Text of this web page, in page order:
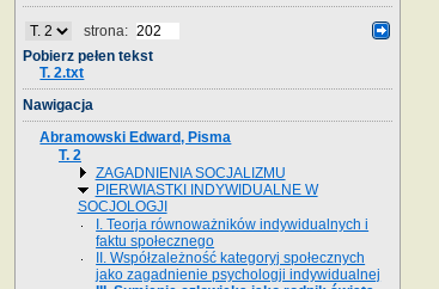
strona:
Pobierz pełen tekst
T. 2.txt
Nawigacja
Abramowski Edward, Pisma
T. 2
ZAGADNIENIA SOCJALIZMU
PIERWIASTKI INDYWIDUALNE W
SOCJOLOGJI
I. Teorja równoważników indywidualnych i
faktu społecznego
II. Współzależność kategoryj społecznych
jako zagadnienie psychologji indywidualnej